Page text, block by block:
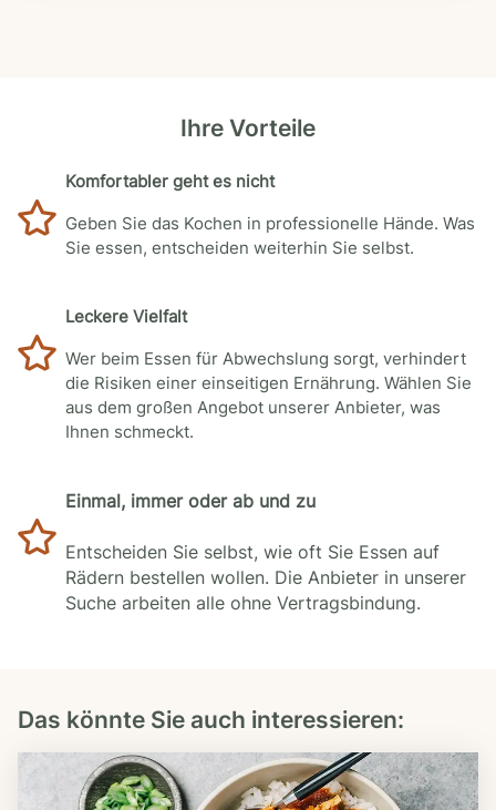
Ihre Vorteile
Komfortabler geht es nicht
Geben Sie das Kochen in professionelle Hände. Was
Sie essen, entscheiden weiterhin Sie selbst.
Leckere Vielfalt
Wer beim Essen für Abwechslung sorgt, verhindert
die Risiken einer einseitigen Ernährung. Wählen Sie
aus dem großen Angebot unserer Anbieter, was
Ihnen schmeckt.
Einmal, immer oder ab und zu
Entscheiden Sie selbst, wie oft Sie Essen auf
Rädern bestellen wollen. Die Anbieter in unserer
Suche arbeiten alle ohne Vertragsbindung.
Das könnte Sie auch interessieren: